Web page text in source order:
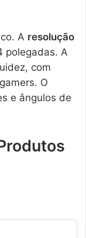
A resolução
polegadas. A
com
O
e ângulos de